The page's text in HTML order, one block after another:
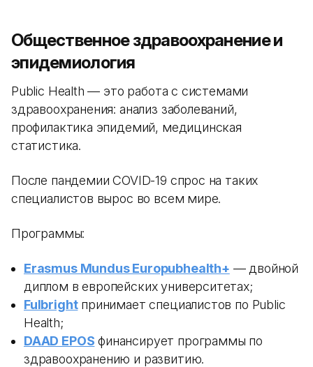
Общественное здравоохранение и
эпидемиология
Public Health — это работа с системами
здравоохранения: анализ заболеваний,
профилактика эпидемий, медицинская
статистика.
После пандемии COVID-19 спрос на таких
специалистов вырос во всем мире.
Программы:
Erasmus Mundus Europubhealth+ — двойной
диплом в европейских университетах;
Fulbrightпринимает специалистов по Public
Health;
DAAD EPOS финансирует программы по
здравоохранению и развитию.